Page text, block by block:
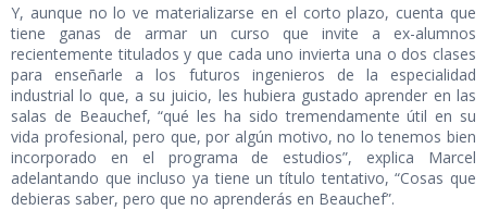
Y, aunque no lo ve materializarse en el corto plazo, cuenta que
tiene ganas de armar un curso que invite a ex-alumnos
recientemente titulados y que cada uno invierta una o dos clases
para enseñarle a los futuros ingenieros de la especialidad
industrial lo que, a su juicio, les hubiera gustado aprender en las
salas de Beauchef, “qué les ha sido tremendamente útil en su
vida profesional, pero que, por algún motivo, no lo tenemos bien
incorporado en el programa de estudios”, explica Marcel
adelantando que incluso ya tiene un título tentativo, “Cosas que
debieras saber, pero que no aprenderás en Beauchef”.